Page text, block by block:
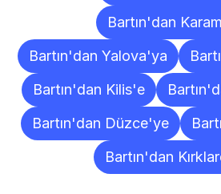
Bartın'dan
Bartın'dan Yalova'ya
Bartın'dan Kilis'e
Bartın'dan Düzce'ye
Bartın'dan